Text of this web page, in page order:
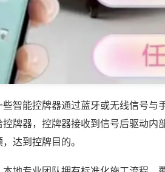
智能控牌器通过蓝牙或无线信号与
牌器，控牌器接收到信号后驱动内
达到控牌目的。